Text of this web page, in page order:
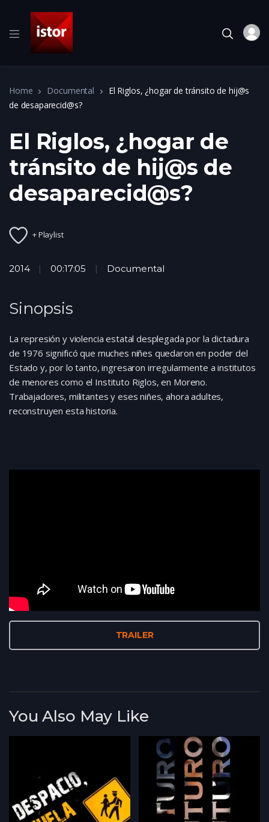
Home Documental
El Riglos, ¿hogar de tránsito de hij@s
de desaparecid@s?
TRAILER
El Riglos, ¿hogar de
tránsito de hij@s de
desaparecid@s?
+ Playlist
2014 00:17:05 Documental
Sinopsis
La represión y violencia estatal desplegada por la dictadura
de 1976 significó que muches niñes quedaron en poder del
Estado y, por lo tanto, ingresaron irregularmente a institutos
de menores como el Instituto Riglos, en Moreno.
Trabajadores, militantes y eses niñes, ahora adultes,
reconstruyen esta historia.
You Also May Like